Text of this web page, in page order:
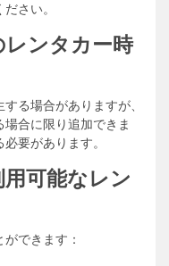
さい。
ンタカー時
る場合がありますが、
合に限り追加できま
要があります。
可能なレン
できます：